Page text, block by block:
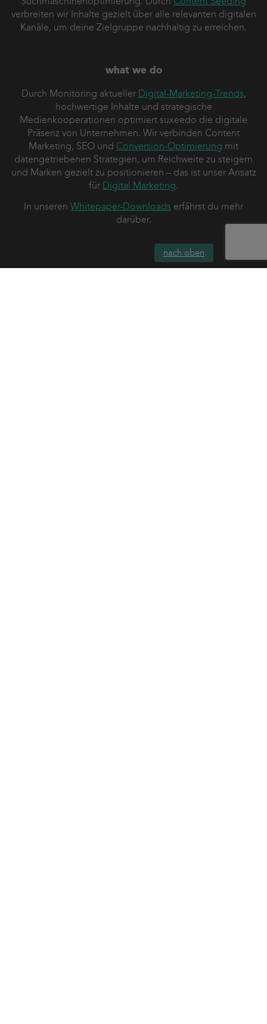
nach oben
verbreiten wir Inhalte gezielt über alle relevanten digitalen
Kanäle, um deine Zielgruppe nachhaltig zu erreichen.
what we do
Durch Monitoring aktueller Digital-Marketing-Trends,
hochwertige Inhalte und strategische
Medienkooperationen optimiert suxeedo die digitale
Präsenz von Unternehmen. Wir verbinden Content
Marketing, SEO und Conversion-Optimierung mit
datengetriebenen Strategien, um Reichweite zu steigern
und Marken gezielt zu positionieren – das ist unser Ansatz
für Digital Marketing.
In unseren Whitepaper-Downloads erfährst du mehr
darüber.